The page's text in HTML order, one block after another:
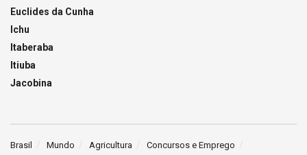
Euclides da Cunha
Ichu
Itaberaba
Itiuba
Jacobina
Brasil Mundo Agricultura Concursos e Emprego